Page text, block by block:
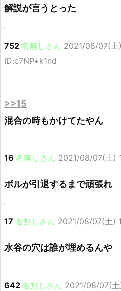
解説が言うとった
752 名無しさん 2021/08/07(土
ID:c7NP+k1nd
>>15
混合の時もかけてたやん
16 名無しさん 2021/08/07(土)
ボルが引退するまで頑張れ
17 名無しさん 2021/08/07(土)
水谷の穴は誰が埋めるんや
642 名無しさん 2021/08/07(土